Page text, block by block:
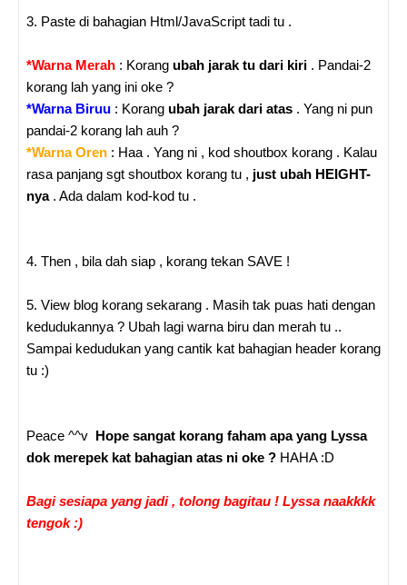
3. Paste di bahagian Html/JavaScript tadi tu .
*Warna Merah : Korang ubah jarak tu dari kiri . Pandai-2
korang lah yang ini oke ?
*Warna Biruu : Korang ubah jarak dari atas . Yang ni pun
pandai-2 korang lah auh ?
*Warna Oren : Haa . Yang ni , kod shoutbox korang . Kalau
rasa panjang sgt shoutbox korang tu , just ubah HEIGHT-
nya. Ada dalam kod-kod tu .
4. Then , bila dah siap , korang tekan SAVE !
5. View blog korang sekarang . Masih tak puas hati dengan
kedudukannya ? Ubah lagi warna biru dan merah tu ..
Sampai kedudukan yang cantik kat bahagian header korang
tu :)
Peace ^^v Hope sangat korang faham apa yang Lyssa
dok merepek kat bahagian atas ni oke ? HAHA :D
Bagi sesiapa yang jadi , tolong bagitau ! Lyssa naakkkk
tengok :)